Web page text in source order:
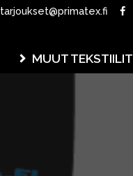
tarjoukset@primatex.fi
MUUT TEKSTIILIT